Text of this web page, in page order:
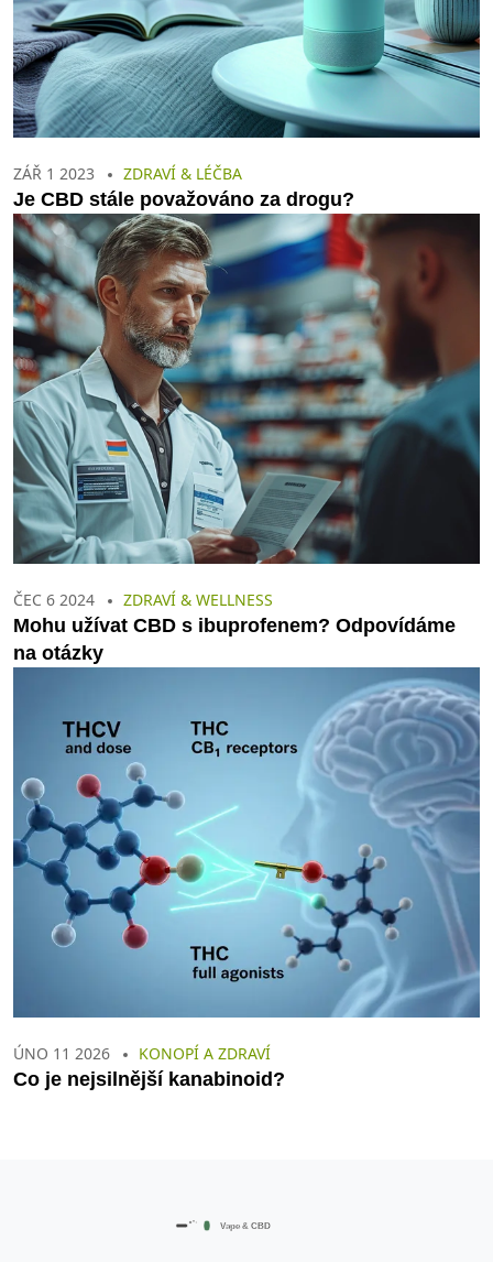
ZÁŘ 1 2023 ZDRAVÍ & LÉČBA
Je CBD stále považováno za drogu?
ČEC 6 2024 ZDRAVÍ & WELLNESS
Mohu užívat CBD s ibuprofenem? Odpovídáme
na otázky
ÚNO 11 2026 KONOPÍ A ZDRAVÍ
Co je nejsilnější kanabinoid?